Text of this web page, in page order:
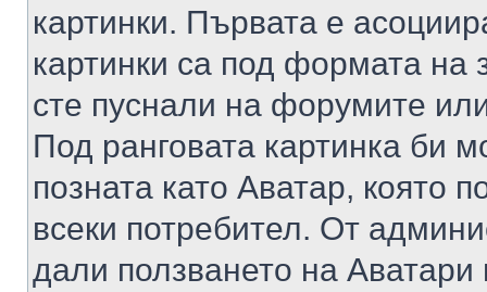
картинки. Първата е
картинки са под формата на
сте пуснали на форумите
Под ранговата картинка би
позната като Аватар, която
всеки потребител. От
дали ползването на